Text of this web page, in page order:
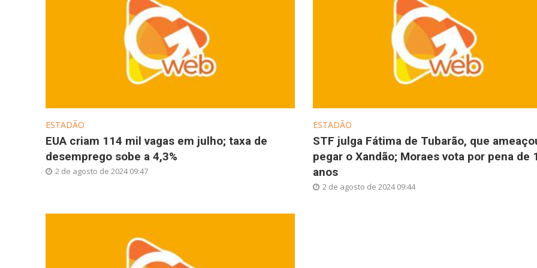
ESTADÃO
EUA criam 114 mil vagas em julho; taxa de
desemprego sobe a 4,3%
2 de agosto de 2024 09:47
ESTADÃO
STF julga Fátima de Tubarão, que
pegar o Xandão; Moraes vota por pena de
anos
2 de agosto de 2024 09:44